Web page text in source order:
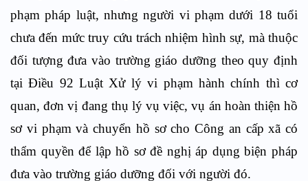
phạm pháp luật, nhưng người vi phạm dưới 18 tuổi
chưa đến mức truy cứu trách nhiệm hình sự, mà thuộc
đối tượng đưa vào trường giáo dưỡng theo quy định
tại Điều 92 Luật Xử lý vi phạm hành chính thì cơ
quan, đơn vị đang thụ lý vụ việc, vụ án hoàn thiện hồ
sơ vi phạm và chuyển hồ sơ cho Công an cấp xã có
thẩm quyền để lập hồ sơ đề nghị áp dụng biện pháp
đưa vào trường giáo dưỡng đối với người đó.